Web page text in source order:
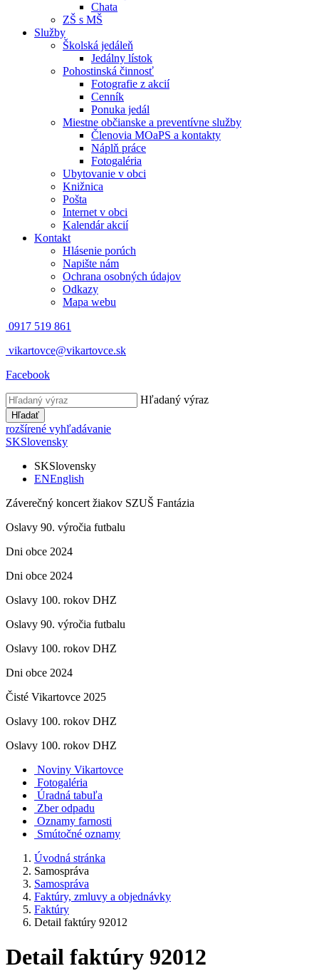
Chata
ZŠ s MŠ
Služby
Školská jedáleň
Jedálny lístok
Pohostinská činnosť
Fotografie z akcií
Cenník
Ponuka jedál
Miestne občianske a preventívne služby
Členovia MOaPS a kontakty
Náplň práce
Fotogaléria
Ubytovanie v obci
Knižnica
Pošta
Internet v obci
Kalendár akcií
Kontakt
Hlásenie porúch
Napište nám
Ochrana osobných údajov
Odkazy
Mapa webu
0917 519 861
vikartovce@vikartovce.sk
Facebook
Hľadaný výraz
Hľadať
rozšírené vyhľadávanie
SKSlovensky
SKSlovensky
ENEnglish
Záverečný koncert žiakov SZUŠ Fantázia
Oslavy 90. výročia futbalu
Dni obce 2024
Dni obce 2024
Oslavy 100. rokov DHZ
Oslavy 90. výročia futbalu
Oslavy 100. rokov DHZ
Dni obce 2024
Čisté Vikartovce 2025
Oslavy 100. rokov DHZ
Oslavy 100. rokov DHZ
Noviny Vikartovce
Fotogaléria
Úradná tabuľa
Zber odpadu
Oznamy farnosti
Smútočné oznamy
Úvodná stránka
Samospráva
Samospráva
Faktúry, zmluvy a objednávky
Faktúry
Detail faktúry 92012
Detail faktúry 92012